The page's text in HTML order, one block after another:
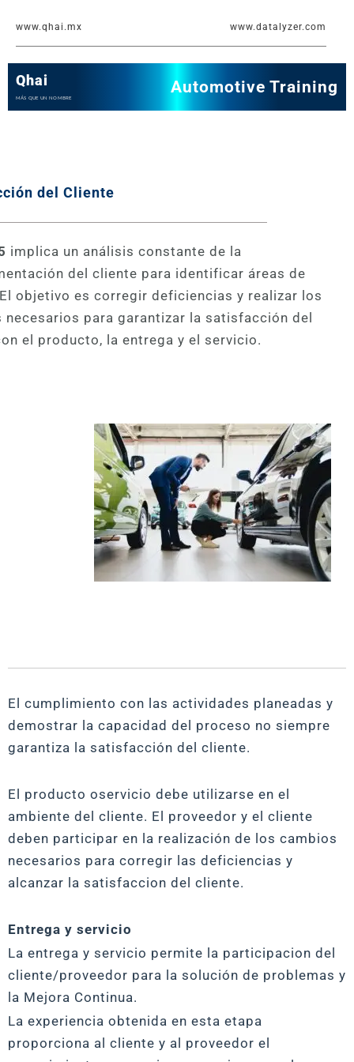
www.qhai.mx www.datalyzer.com
Qhai
MÁS QUE UN NOMBRE
Automotive Training
del Cliente
implica un análisis constante de la
del cliente para identificar áreas de
objetivo es corregir deficiencias y realizar los
necesarios para garantizar la satisfacción del
el producto, la entrega y el servicio.
El cumplimiento con las actividades planeadas y
demostrar la capacidad del proceso no siempre
garantiza la satisfacción del cliente.
El producto oservicio debe utilizarse en el
ambiente del cliente. El proveedor y el cliente
deben participar en la realización de los cambios
necesarios para corregir las deficiencias y
alcanzar la satisfaccion del cliente.
Entrega y servicio
La entrega y servicio permite la participacion del
cliente/proveedor para la solución de problemas y
la Mejora Continua.
La experiencia obtenida en esta etapa
proporciona al cliente y al proveedor el